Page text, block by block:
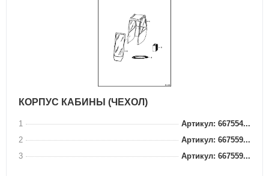
КОРПУС КАБИНЫ (ЧЕХОЛ)
1
Артикул: 667554...
2
Артикул: 667559...
3
Артикул: 667559...